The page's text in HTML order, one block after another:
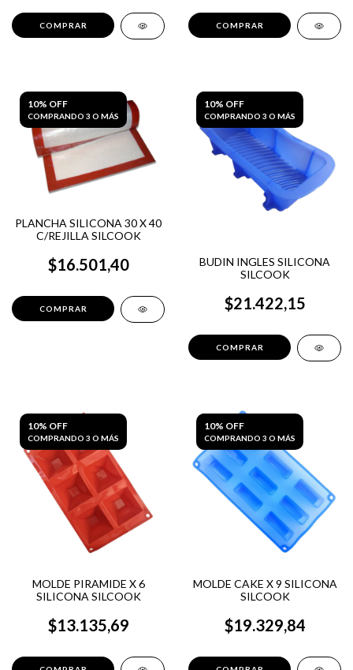
10% OFF
COMPRANDO 3 O MÁS
PLANCHA SILICONA 30 X 40
C/REJILLA SILCOOK
$16.501,40
10% OFF
COMPRANDO 3 O MÁS
BUDIN INGLES SILICONA
SILCOOK
$21.422,15
10% OFF
COMPRANDO 3 O MÁS
MOLDE PIRAMIDE X 6
SILICONA SILCOOK
$13.135,69
10% OFF
COMPRANDO 3 O MÁS
MOLDE CAKE X 9 SILICONA
SILCOOK
$19.329,84